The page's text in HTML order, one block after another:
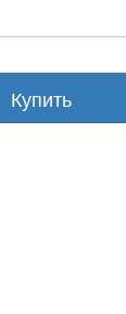
Купить